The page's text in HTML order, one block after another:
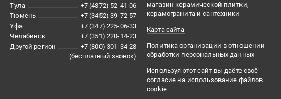
Тула
+7 (4872) 52-41-06
Тюмень
+7 (3452) 39-72-57
Уфа
+7 (347) 225-06-33
Челябинск
+7 (351) 220-14-23
Другой регион
+7 (800) 301-34-28
(бесплатный звонок)
магазин керамической плитки,
керамогранита и сантехники
Карта сайта
Политика организации в отношении
обработки персональных данных
Используя этот сайт вы даёте своё
согласие на использование файлов
cookie